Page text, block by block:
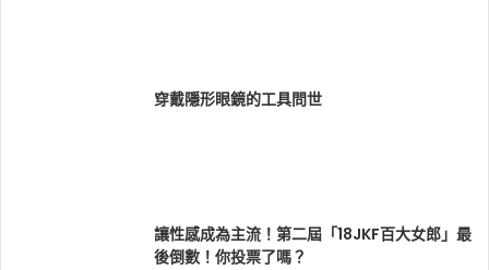
穿戴隱形眼鏡的工具問世
讓性感成為主流！第二屆「18JKF百大女郎」最
後倒數！你投票了嗎？